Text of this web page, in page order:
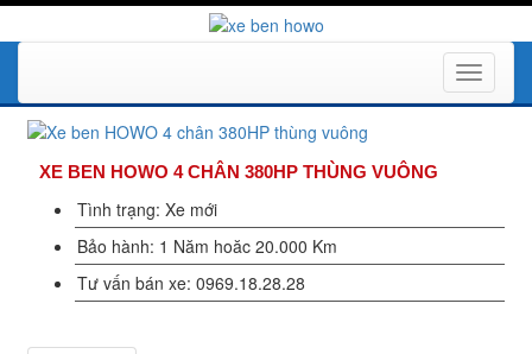
Toggle
XE BEN HOWO 4 CHÂN 380HP THÙNG VUÔNG
Tình trạng: Xe mới
Bảo hành: 1 Năm hoăc 20.000 Km
Tư vấn bán xe: 0969.18.28.28